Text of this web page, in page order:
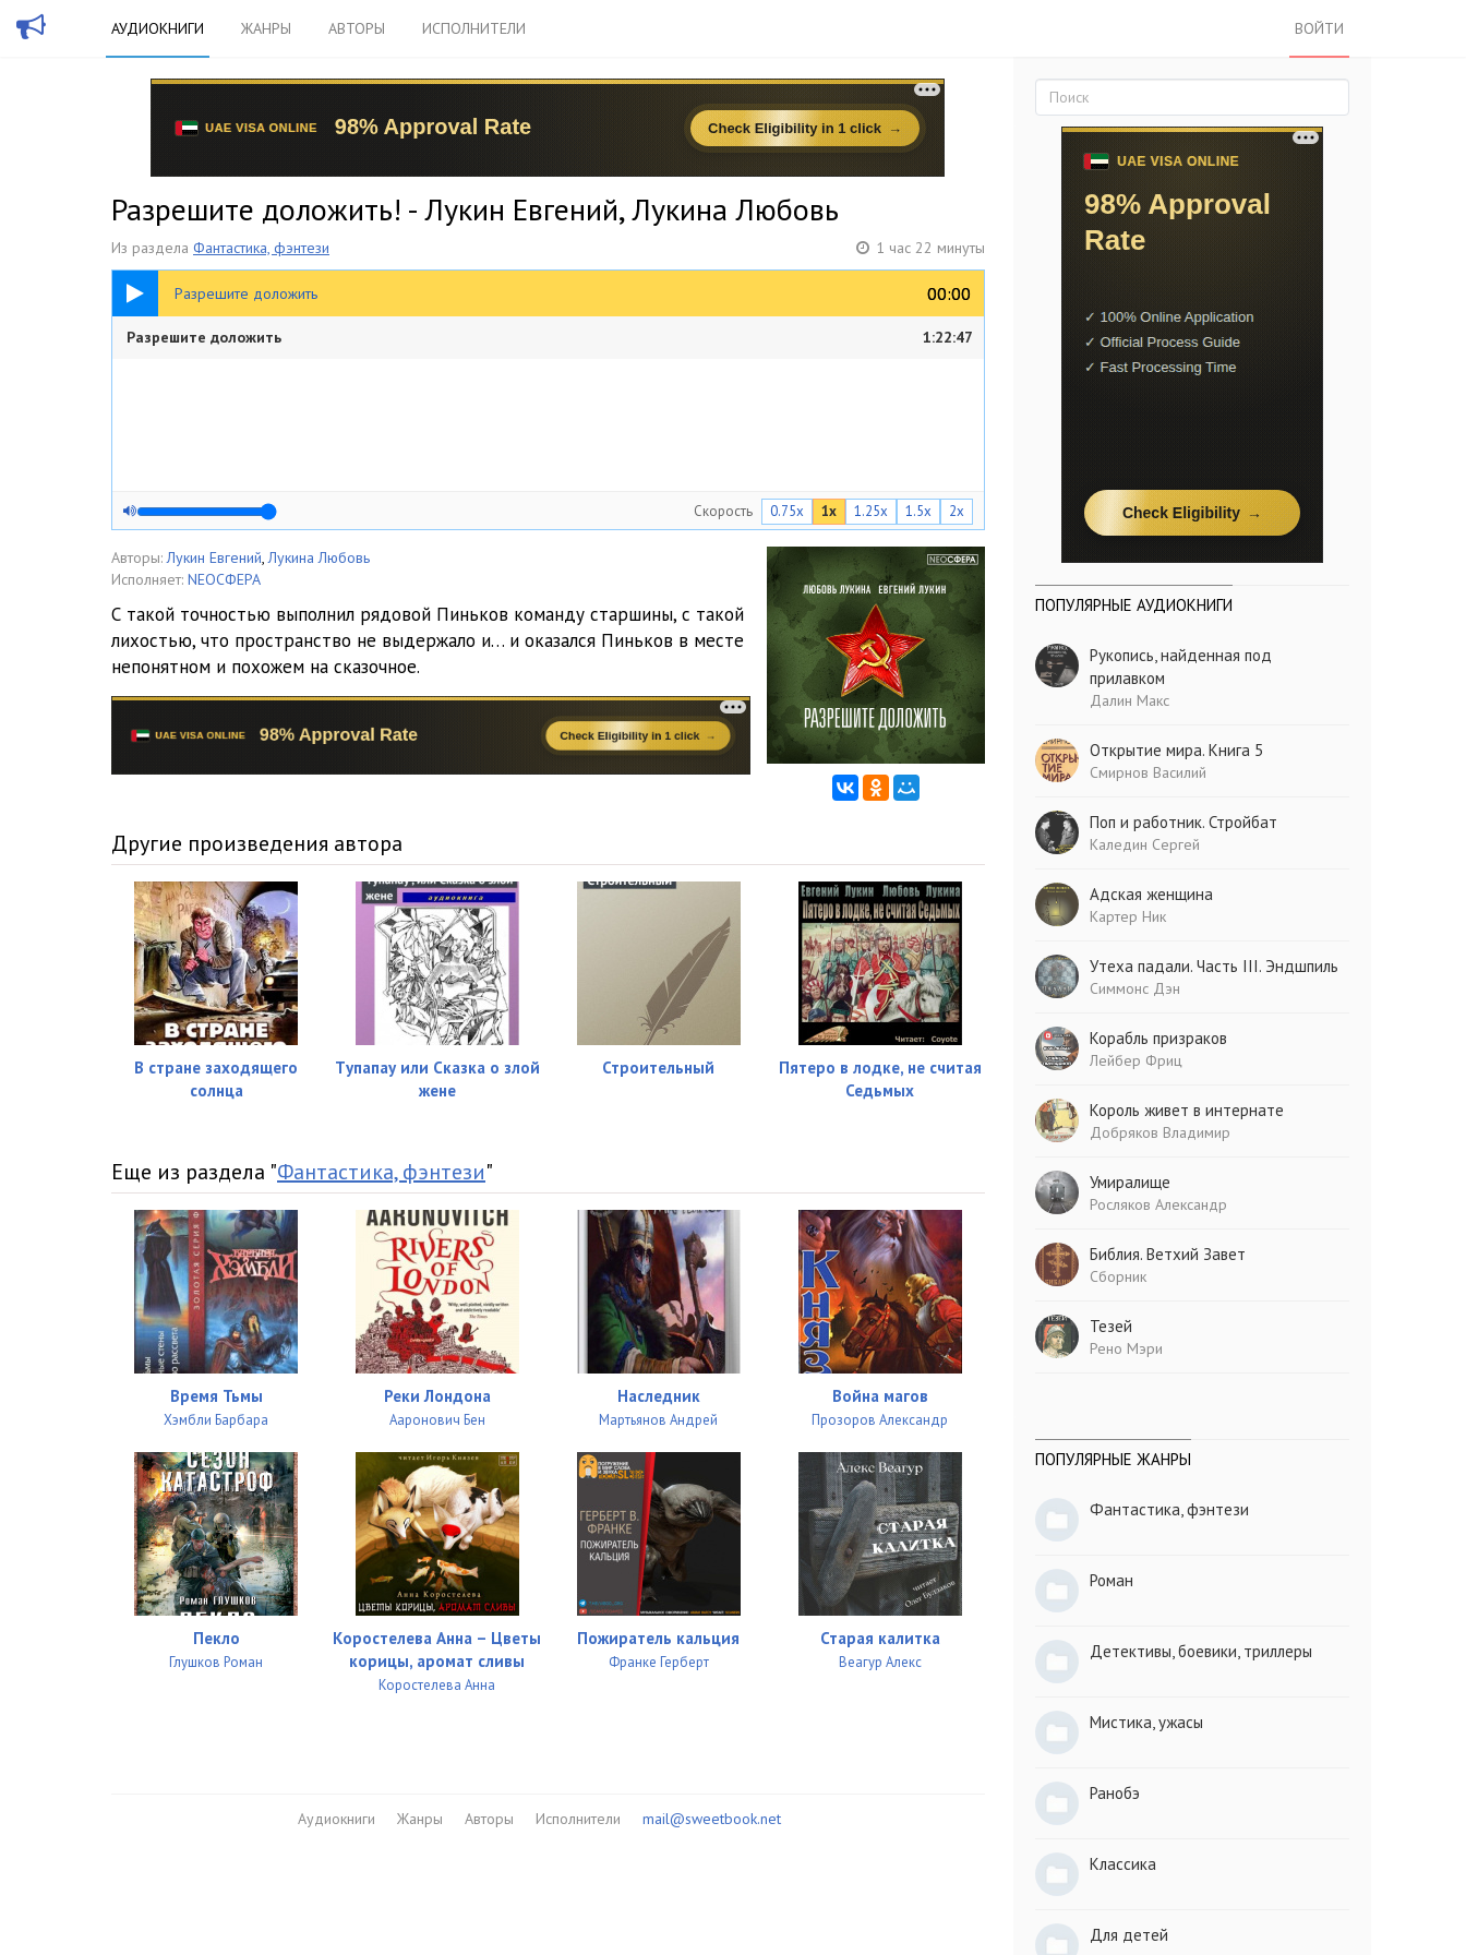
АУДИОКНИГИ ЖАНРЫ АВТОРЫ ИСПОЛНИТЕЛИ ВОЙТИ
Разрешите доложить! - Лукин Евгений, Лукина Любовь
Из раздела Фантастика, фэнтези 1 час 22 минуты
Разрешите доложить 00:00
00:00
1:22:47
Разрешите доложить 1:22:47
Скорость 0.75x 1x 1.25x 1.5x 2x
Авторы: Лукин Евгений,Лукина Любовь
Исполняет: NEOСФЕРА
С такой точностью выполнил рядовой Пиньков команду старшины, с такой
лихостью, что пространство не выдержало и… и оказался Пиньков в месте
непонятном и похожем на сказочное.
Другие произведения автора
В стране заходящего
солнца
Tупапау или Сказка о злой
жене
Строительный
Пятеро в лодке, не считая
Седьмых
Еще из раздела "Фантастика, фэнтези"
Время Тьмы
Хэмбли Барбара
Реки Лондона
Ааронович Бен
Наследник
Мартьянов Андрей
Война магов
Прозоров Александр
Пекло
Глушков Роман
Коростелева Анна – Цветы
корицы, аромат сливы
Коростелева Анна
Пожиратель кальция
Франке Герберт
Старая калитка
Веагур Алекс
Аудиокниги Жанры Авторы Исполнители mail@sweetbook.net
ПОПУЛЯРНЫЕ АУДИОКНИГИ
Рукопись, найденная под
прилавком
Далин Макс
Открытие мира. Книга 5
Смирнов Василий
Поп и работник. Стройбат
Каледин Сергей
Адская женщина
Картер Ник
Утеха падали. Часть III. Эндшпиль
Симмонс Дэн
Корабль призраков
Лейбер Фриц
Король живет в интернате
Добряков Владимир
Умиралище
Росляков Александр
Библия. Ветхий Завет
Сборник
Тезей
Рено Мэри
ПОПУЛЯРНЫЕ ЖАНРЫ
Фантастика, фэнтези
Роман
Детективы, боевики, триллеры
Мистика, ужасы
Ранобэ
Классика
Для детей